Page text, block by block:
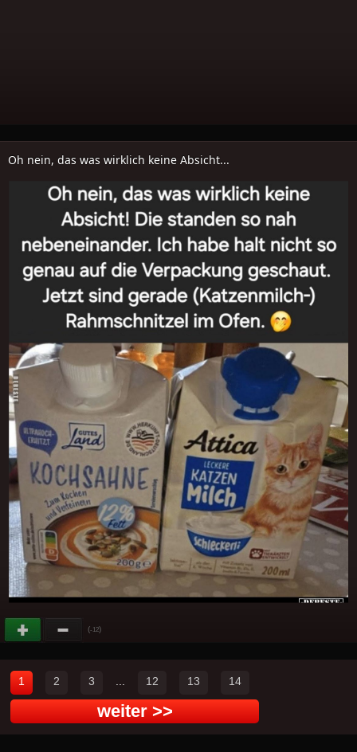
Oh nein, das was wirklich keine Absicht...
(-12)
1 2 3 12 13 14
weiter >>